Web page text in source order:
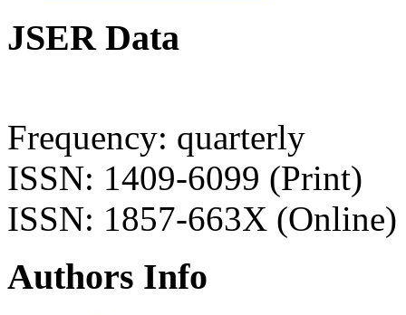
JSER Data
Frequency: quarterly
ISSN: 1409-6099 (Print)
ISSN: 1857-663X (Online)
Authors Info